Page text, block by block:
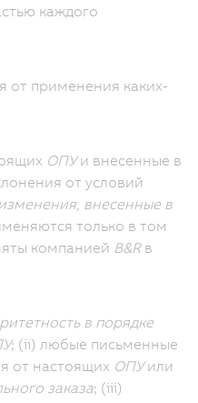
каждого
от применения каких-
ОПУи внесенные в
от условий
внесенные в
только в том
компанией B&Rв
в порядке
; (ii) любые письменные
от настоящих ОПУили
заказа; (iii)